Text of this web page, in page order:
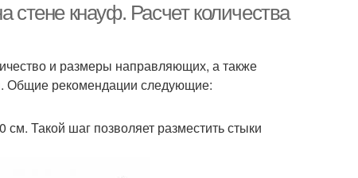
стене кнауф. Расчет количества
и размеры направляющих, а также
Общие рекомендации следующие:
Такой шаг позволяет разместить стыки